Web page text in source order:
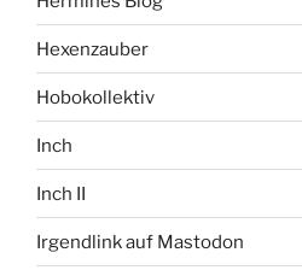
Hexenzauber
Hobokollektiv
Inch
Inch II
Irgendlink auf Mastodon